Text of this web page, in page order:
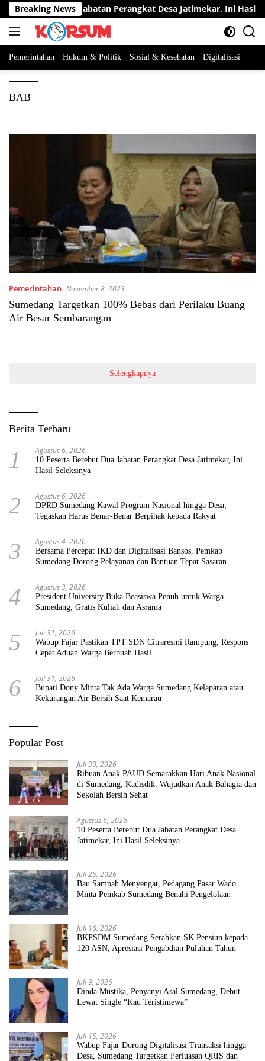
Langsung
ke
konten
Breaking News
Berebut Dua Jabatan Perangkat Desa Jatimekar, Ini Hasil
Pemerintahan Hukum & Politik Sosial & Kesehatan Digitalisasi
BAB
Pemerintahan November 8, 2023
Sumedang Targetkan 100% Bebas dari Perilaku Buang
Air Besar Sembarangan
Selengkapnya
Berita Terbaru
1 Agustus 6, 2026
10 Peserta Berebut Dua Jabatan Perangkat Desa Jatimekar, Ini
Hasil Seleksinya
2 Agustus 6, 2026
DPRD Sumedang Kawal Program Nasional hingga Desa,
Tegaskan Harus Benar-Benar Berpihak kepada Rakyat
3 Agustus 4, 2026
Bersama Percepat IKD dan Digitalisasi Bansos, Pemkab
Sumedang Dorong Pelayanan dan Bantuan Tepat Sasaran
4 Agustus 3, 2026
President University Buka Beasiswa Penuh untuk Warga
Sumedang, Gratis Kuliah dan Asrama
5 Juli 31, 2026
Wabup Fajar Pastikan TPT SDN Citraresmi Rampung, Respons
Cepat Aduan Warga Berbuah Hasil
6 Juli 31, 2026
Bupati Dony Minta Tak Ada Warga Sumedang Kelaparan atau
Kekurangan Air Bersih Saat Kemarau
Popular Post
Juli 30, 2026
Ribuan Anak PAUD Semarakkan Hari Anak Nasional
di Sumedang, Kadisdik: Wujudkan Anak Bahagia dan
Sekolah Bersih Sehat
Agustus 6, 2026
10 Peserta Berebut Dua Jabatan Perangkat Desa
Jatimekar, Ini Hasil Seleksinya
Juli 25, 2026
Bau Sampah Menyengat, Pedagang Pasar Wado
Minta Pemkab Sumedang Benahi Pengelolaan
Juli 16, 2026
BKPSDM Sumedang Serahkan SK Pensiun kepada
120 ASN, Apresiasi Pengabdian Puluhan Tahun
Juli 9, 2026
Dinda Mustika, Penyanyi Asal Sumedang, Debut
Lewat Single “Kau Teristimewa”
Juli 15, 2026
Wabup Fajar Dorong Digitalisasi Transaksi hingga
Desa, Sumedang Targetkan Perluasan QRIS dan